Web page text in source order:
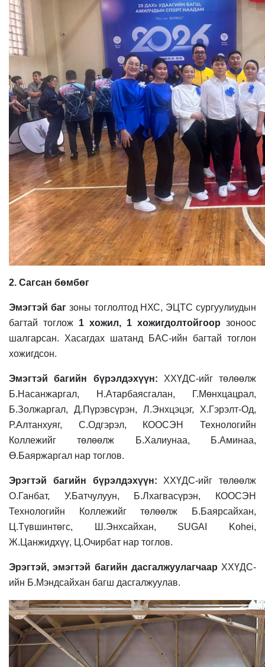
2. Сагсан бөмбөг
Эмэгтэй багзоны тоглолтод НХС, ЭЦТС сургуулиудын
багтай тоглож 1 хожил, 1 хожигдолтойгоор зоноос
шалгарсан. Хасагдах шатанд БАС-ийн багтай тоглон
хожигдсон.
Эмэгтэй багийн бүрэлдэхүүн: ХХҮДС-ийг төлөөлж
Б.Насанжаргал, Н.Атарбаясгалан, Г.Мөнхцацрал,
Б.Золжаргал, Д.Пүрэвсүрэн, Л.Энхцэцэг, Х.Гэрэлт-Од,
Р.Алтанхуяг, С.Одгэрэл, КООСЭН Технологийн
Коллежийг төлөөлж Б.Халиунаа, Б.Аминаа,
Ө.Баяржаргал нар тоглов.
Эрэгтэй багийн бүрэлдэхүүн: ХХҮДС-ийг төлөөлж
О.Ганбат, У.Батчулуун, Б.Лхагвасүрэн, КООСЭН
Технологийн Коллежийг төлөөлж Б.Баярсайхан,
Ц.Түвшинтөгс, Ш.Энхсайхан, SUGAI Kohei,
Ж.Цанжидхүү, Ц.Очирбат нар тоглов.
Эрэгтэй, эмэгтэй багийн дасгалжуулагчаар ХХҮДС-
ийн Б.Мэндсайхан багш дасгалжуулав.